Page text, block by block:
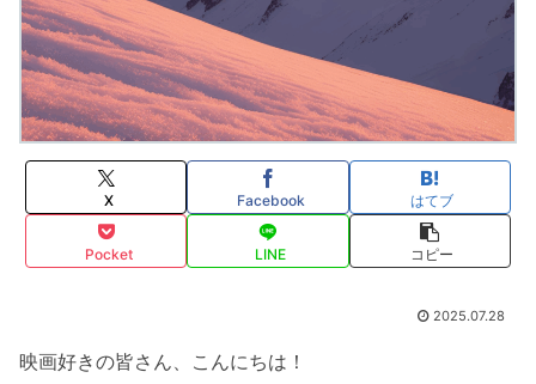
X Facebook はてブ
Pocket LINE コピー
2025.07.28
映画好きの皆さん、こんにちは！